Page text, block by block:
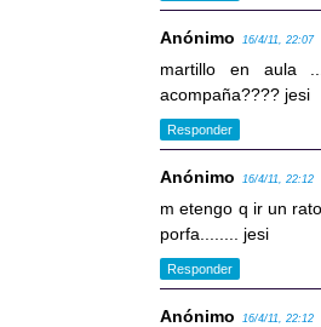
Anónimo 16/4/11, 22:07
martillo en aula
acompaña???? jesi
Responder
Anónimo 16/4/11, 22:12
m etengo q ir un
porfa........ jesi
Responder
Anónimo 16/4/11, 22:12